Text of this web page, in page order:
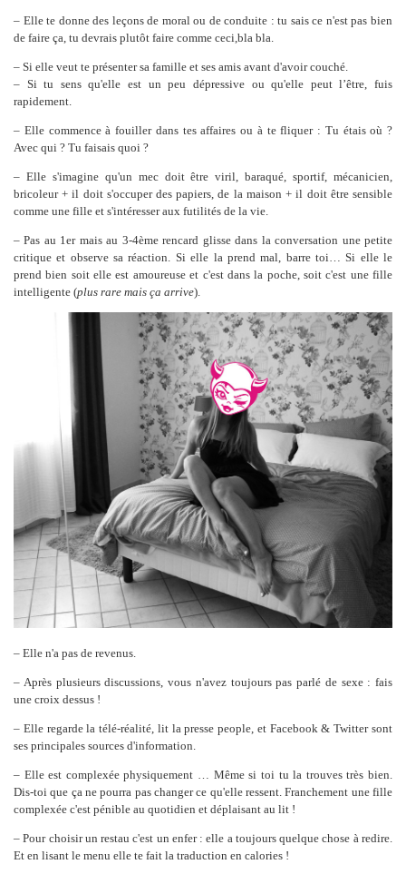
– Elle te donne des leçons de moral ou de conduite : tu sais ce n'est pas bien
de faire ça, tu devrais plutôt faire comme ceci,bla bla.
– Si elle veut te présenter sa famille et ses amis avant d'avoir couché.
– Si tu sens qu'elle est un peu dépressive ou qu'elle peut l’être, fuis
rapidement.
– Elle commence à fouiller dans tes affaires ou à te fliquer : Tu étais où ?
Avec qui ? Tu faisais quoi ?
– Elle s'imagine qu'un mec doit être viril, baraqué, sportif, mécanicien,
bricoleur + il doit s'occuper des papiers, de la maison + il doit être sensible
comme une fille et s'intéresser aux futilités de la vie.
– Pas au 1er mais au 3-4ème rencard glisse dans la conversation une petite
critique et observe sa réaction. Si elle la prend mal, barre toi… Si elle le
prend bien soit elle est amoureuse et c'est dans la poche, soit c'est une fille
intelligente (plus rare mais ça arrive).
– Elle n'a pas de revenus.
– Après plusieurs discussions, vous n'avez toujours pas parlé de sexe : fais
une croix dessus !
– Elle regarde la télé-réalité, lit la presse people, et Facebook & Twitter sont
ses principales sources d'information.
– Elle est complexée physiquement … Même si toi tu la trouves très bien.
Dis-toi que ça ne pourra pas changer ce qu'elle ressent. Franchement une fille
complexée c'est pénible au quotidien et déplaisant au lit !
– Pour choisir un restau c'est un enfer : elle a toujours quelque chose à redire.
Et en lisant le menu elle te fait la traduction en calories !